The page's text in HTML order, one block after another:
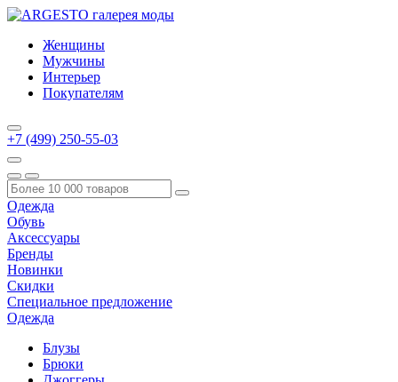
Женщины
Мужчины
Интерьер
Покупателям
+7 (499) 250-55-03
Одежда
Обувь
Аксессуары
Бренды
Новинки
Скидки
Специальное предложение
Одежда
Блузы
Брюки